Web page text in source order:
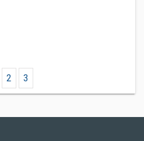
2 3